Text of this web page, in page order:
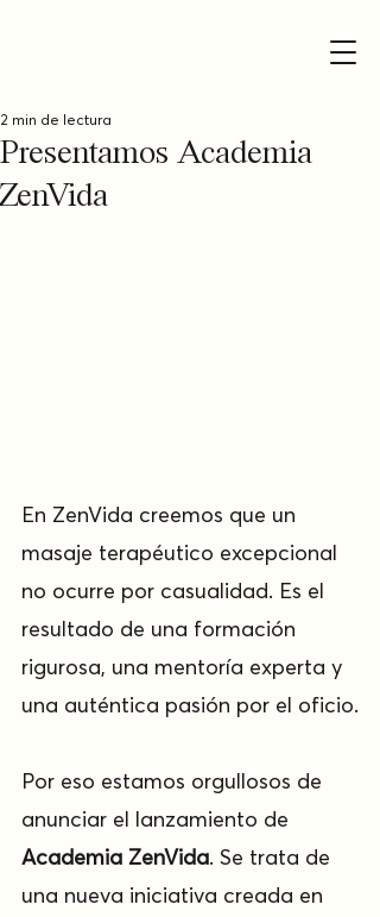
Presentamos Academia
ZenVida
2 min de lectura
En ZenVida creemos que un
masaje terapéutico excepcional
no ocurre por casualidad. Es el
resultado de una formación
rigurosa, una mentoría experta y
una auténtica pasión por el oficio.
Por eso estamos orgullosos de
anunciar el lanzamiento de
Academia ZenVida. Se trata de
una nueva iniciativa creada en